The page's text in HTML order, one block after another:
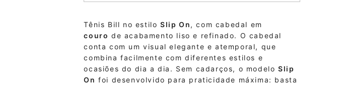
Tênis Bill no estilo Slip On, com cabedal em
couro de acabamento liso e refinado. O cabedal
conta com um visual elegante e atemporal, que
combina facilmente com diferentes estilos e
ocasiões do dia a dia. Sem cadarços, o modelo Slip
On foi desenvolvido para praticidade máxima: basta